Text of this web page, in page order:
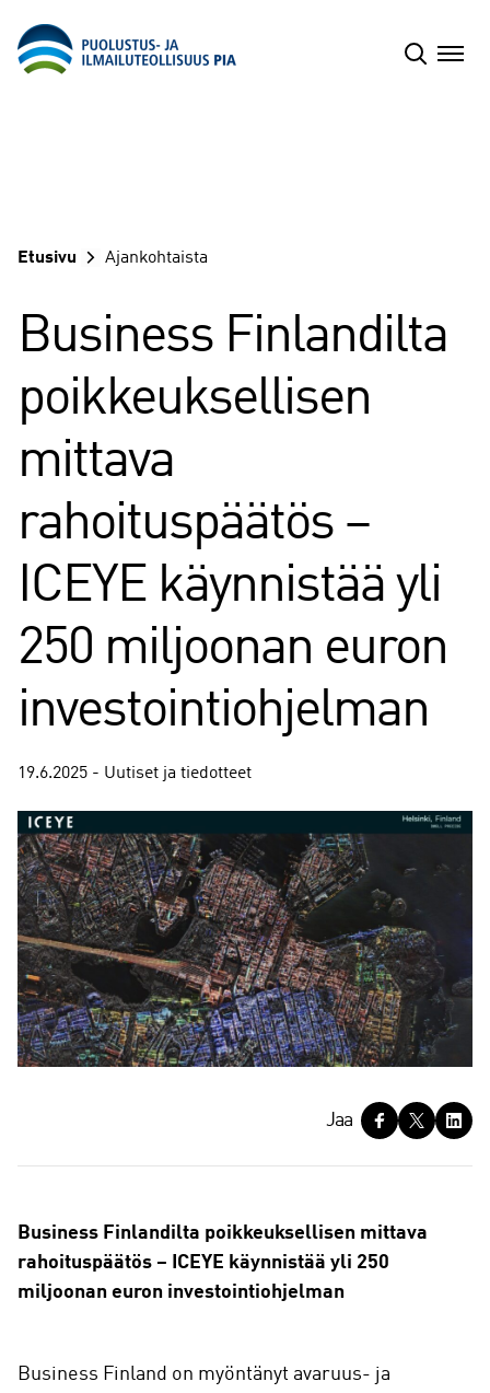
sisältöön
Etusivu Ajankohtaista
Business Finlandilta
poikkeuksellisen
mittava
rahoituspäätös –
ICEYE käynnistää yli
250 miljoonan euron
investointiohjelman
19.6.2025 - Uutiset ja tiedotteet
a
Jaa
Business Finlandilta poikkeuksellisen mittava
rahoituspäätös – ICEYE käynnistää yli 250
miljoonan euron investointiohjelman
Business Finland on myöntänyt avaruus- ja